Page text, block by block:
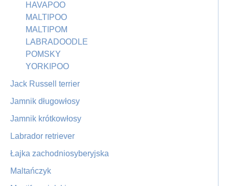
HAVAPOO
MALTIPOO
MALTIPOM
LABRADOODLE
POMSKY
YORKIPOO
Jack Russell terrier
Jamnik długowłosy
Jamnik krótkowłosy
Labrador retriever
Łajka zachodniosyberyjska
Maltańczyk